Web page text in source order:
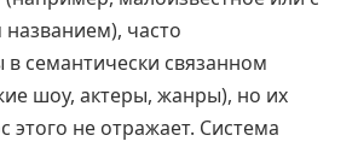
часто
в семантически связанном
шоу, актеры, жанры), но их
этого не отражает. Система